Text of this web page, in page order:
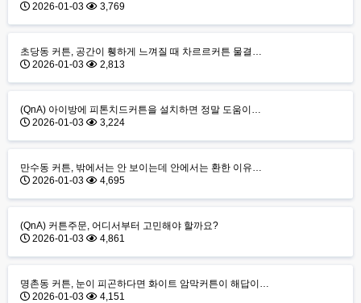
2026-01-03
3,769
초당동 커튼, 공간이 휑하게 느껴질 때 차르르커튼 물결…
2026-01-03
2,813
(QnA) 아이방에 피톤치드커튼을 설치하면 정말 도움이…
2026-01-03
3,224
만수동 커튼, 밖에서는 안 보이는데 안에서는 환한 이유…
2026-01-03
4,695
(QnA) 커튼주문, 어디서부터 고민해야 할까요?
2026-01-03
4,861
명촌동 커튼, 눈이 피곤하다면 화이트 암막커튼이 해답이…
2026-01-03
4,151